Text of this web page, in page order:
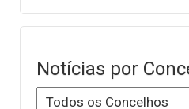
Notícias por